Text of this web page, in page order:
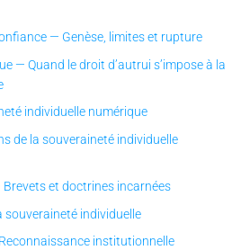
— Genèse, limites et rupture
— Quand le droit d’autrui s’impose à la
individuelle numérique
de la souveraineté individuelle
et doctrines incarnées
souveraineté individuelle
institutionnelle